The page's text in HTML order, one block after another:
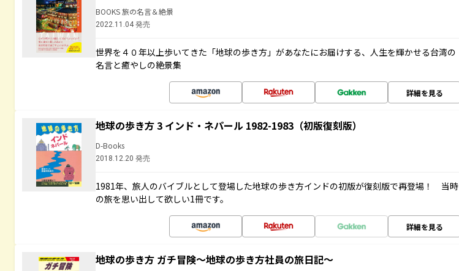
BOOKS 旅の名言＆絶景
2022.11.04 発売
世界を４０年以上歩いてきた「地球の歩き方」があなたにお届けする、人生を輝かせる台湾の
名言と癒やしの絶景集
詳細を見る
地球の歩き方 3 インド・ネパール 1982-1983（初版復刻版）
D-Books
2018.12.20 発売
1981年、旅人のバイブルとして登場した地球の歩き方インドの初版が復刻版で再登場！ 当時
の旅を思い出して欲しい1冊です。
詳細を見る
地球の歩き方 ガチ冒険～地球の歩き方社員の旅日記～